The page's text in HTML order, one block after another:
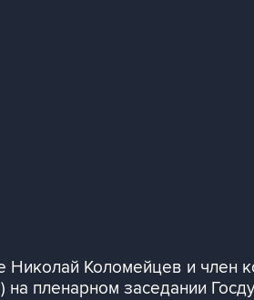
Николай Коломейцев и член
пленарном заседании